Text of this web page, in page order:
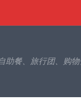
助餐、旅行团、购